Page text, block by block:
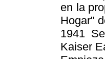
en la
Hogar"
1941
Kaiser